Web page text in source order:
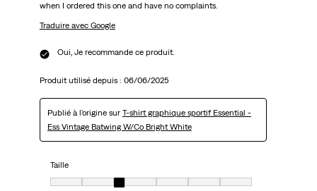
when I ordered this one and have no complaints.
Traduire avec Google
Oui, Je recommande ce produit.
Produit utilisé depuis : 06/06/2025
Publié à l'origine sur T-shirt graphique sportif Essential -
Ess Vintage Batwing W/Co Bright White
Taille
Taille, 3 sur 7, où 1 est égal à Très petit et 7 est égal à Très grand